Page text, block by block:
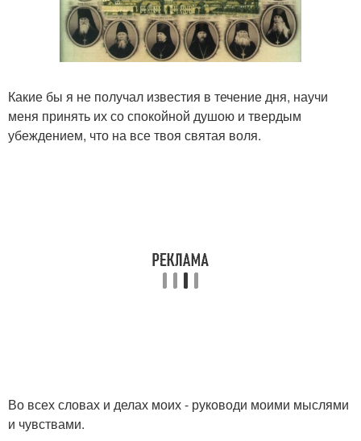
Какие бы я не получал известия в течение дня, научи
меня принять их со спокойной душою и твердым
убеждением, что на все твоя святая воля.
Во всех словах и делах моих - руководи моими мыслями
и чувствами.